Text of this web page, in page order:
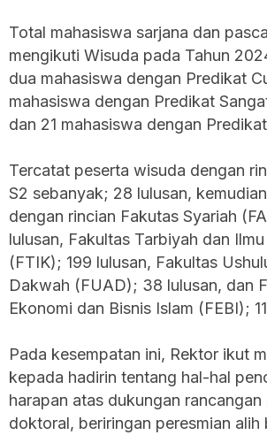
Total mahasiswa sarjana dan
mengikuti Wisuda pada Tahun
dua mahasiswa dengan Predikat
mahasiswa dengan Predikat
dan 21 mahasiswa dengan
Tercatat peserta wisuda dengan
S2 sebanyak; 28 lulusan, kemudian
dengan rincian Fakutas Syariah
lulusan, Fakultas Tarbiyah dan
(FTIK); 199 lulusan, Fakultas
Dakwah (FUAD); 38 lulusan, dan
Ekonomi dan Bisnis Islam (FEBI);
Pada kesempatan ini, Rektor ikut
kepada hadirin tentang hal-hal
harapan atas dukungan rancangan
doktoral, beriringan peresmian alih